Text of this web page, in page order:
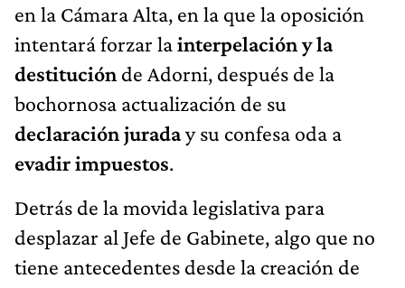
en la Cámara Alta, en la que la oposición
intentará forzar lainterpelación y la
destitución de Adorni, después de la
bochornosa actualización de su
declaración juraday su confesa oda a
evadir impuestos.
Detrás de la movida legislativa para
desplazar al Jefe de Gabinete, algo que no
tiene antecedentes desde la creación de